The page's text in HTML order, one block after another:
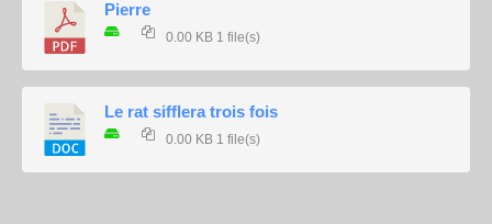
Pierre
0.00 KB 1 file(s)
Le rat sifflera trois fois
0.00 KB 1 file(s)